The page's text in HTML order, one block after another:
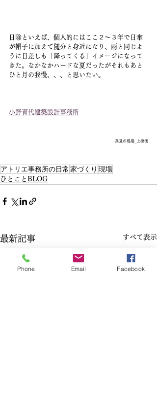
日除といえば、個人的にはここ２〜３年で日傘
が帽子に加えて随分と身近になり、雨と同じよ
うに日差しも「降ってくる」イメージになって
きた。なかなかハードな夏だったがそれもあと
ひと月の我慢、、、と思いたい。
小野育代建築設計事務所
真夏の現場_上棟後
アトリエ事務所の日常 家づくり 現場
ひとことBLOG
最新記事 すべて表示
Phone Email Facebook